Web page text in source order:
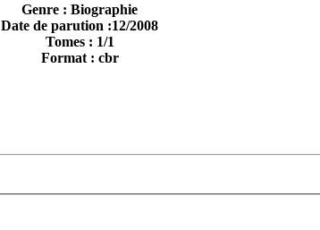
Genre : Biographie
Date de parution :12/2008
Tomes : 1/1
Format : cbr